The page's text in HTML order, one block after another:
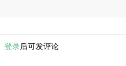
登录后可发评论